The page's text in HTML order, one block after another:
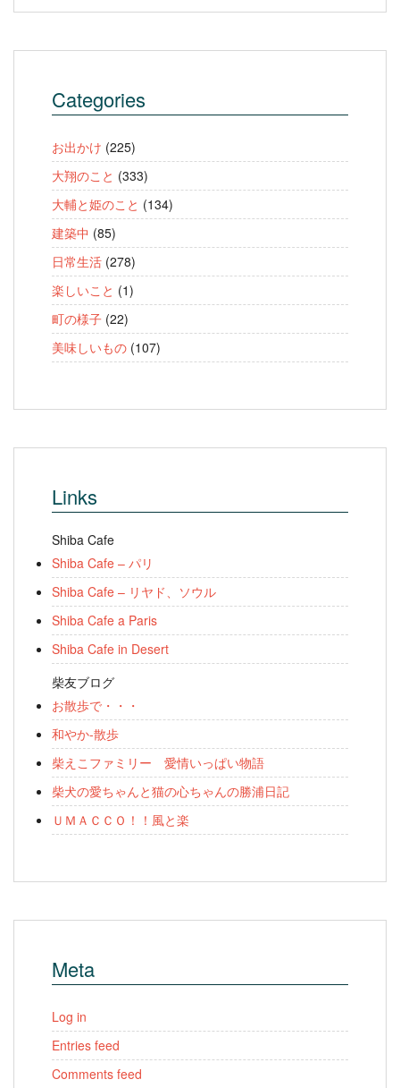
Categories
お出かけ (225)
大翔のこと (333)
大輔と姫のこと (134)
建築中 (85)
日常生活 (278)
楽しいこと (1)
町の様子 (22)
美味しいもの (107)
Links
Shiba Cafe
Shiba Cafe – パリ
Shiba Cafe – リヤド、ソウル
Shiba Cafe a Paris
Shiba Cafe in Desert
柴友ブログ
お散歩で・・・
和やか-散歩
柴えこファミリー 愛情いっぱい物語
柴犬の愛ちゃんと猫の心ちゃんの勝浦日記
ＵＭＡＣＣＯ！！風と楽
Meta
Log in
Entries feed
Comments feed